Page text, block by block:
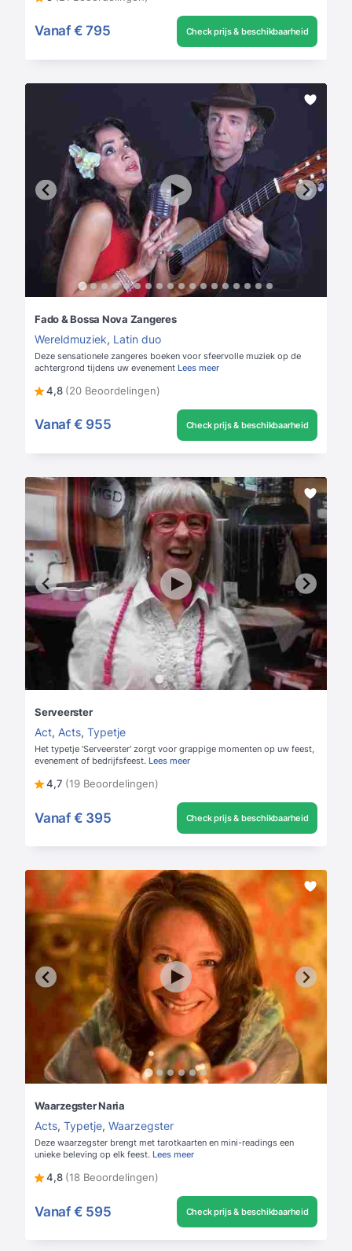
Vanaf € 795 Check prijs & beschikbaarheid
Fado & Bossa Nova Zangeres
Wereldmuziek, Latin duo
Deze sensationele zangeres boeken voor sfeervolle muziek op de
achtergrond tijdens uw evenement Lees meer
4,8 (20 Beoordelingen)
Vanaf € 955 Check prijs & beschikbaarheid
Serveerster
Act, Acts, Typetje
Het typetje 'Serveerster' zorgt voor grappige momenten op uw feest,
evenement of bedrijfsfeest. Lees meer
4,7 (19 Beoordelingen)
Vanaf € 395 Check prijs & beschikbaarheid
Waarzegster Naria
Acts, Typetje, Waarzegster
Deze waarzegster brengt met tarotkaarten en mini-readings een
unieke beleving op elk feest. Lees meer
4,8 (18 Beoordelingen)
Vanaf € 595 Check prijs & beschikbaarheid